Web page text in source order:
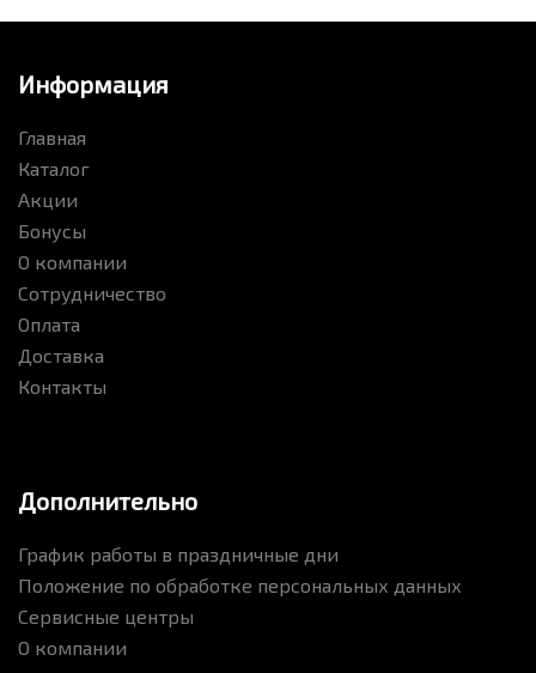
Информация
Главная
Каталог
Акции
Бонусы
О компании
Сотрудничество
Оплата
Доставка
Контакты
Дополнительно
График работы в праздничные дни
Положение по обработке персональных данных
Сервисные центры
О компании